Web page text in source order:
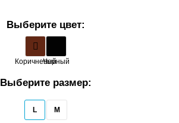
Выберите цвет:
КоричневыйЧерный
Выберите размер:
L M